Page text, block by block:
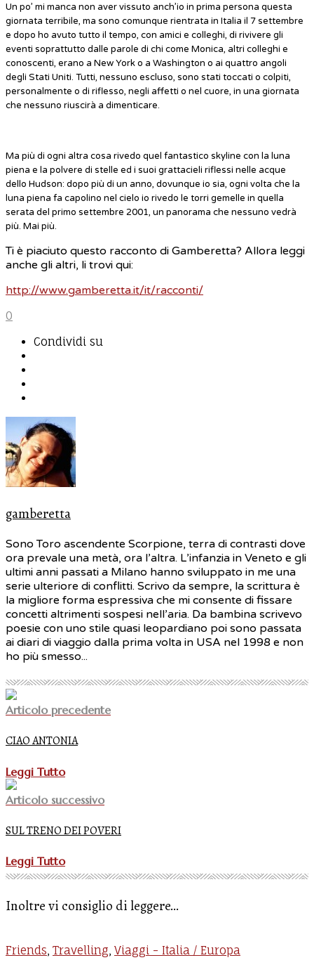
Un po’ mi manca non aver vissuto anch’io in prima persona questa
giornata terribile, ma sono comunque rientrata in Italia il 7 settembre
e dopo ho avuto tutto il tempo, con amici e colleghi, di rivivere gli
eventi soprattutto dalle parole di chi come Monica, altri colleghi e
conoscenti, erano a New York o a Washington o ai quattro angoli
degli Stati Uniti. Tutti, nessuno escluso, sono stati toccati o colpiti,
personalmente o di riflesso, negli affetti o nel cuore, in una giornata
che nessuno riuscirà a dimenticare.
Ma più di ogni altra cosa rivedo quel fantastico skyline con la luna
piena e la polvere di stelle ed i suoi grattacieli riflessi nelle acque
dello Hudson: dopo più di un anno, dovunque io sia, ogni volta che la
luna piena fa capolino nel cielo io rivedo le torri gemelle in quella
serata del primo settembre 2001, un panorama che nessuno vedrà
più. Mai più.
Ti è piaciuto questo racconto di Gamberetta? Allora leggi
anche gli altri, li trovi qui:
http://www.gamberetta.it/it/racconti/
0
Condividi su
gamberetta
Sono Toro ascendente Scorpione, terra di contrasti dove
ora prevale una metà, ora l’altra. L’infanzia in Veneto e gli
ultimi anni passati a Milano hanno sviluppato in me una
serie ulteriore di conflitti. Scrivo da sempre, la scrittura è
la migliore forma espressiva che mi consente di fissare
concetti altrimenti sospesi nell’aria. Da bambina scrivevo
poesie con uno stile quasi leopardiano poi sono passata
ai diari di viaggio dalla prima volta in USA nel 1998 e non
ho più smesso...
Articolo precedente
CIAO ANTONIA
Leggi Tutto
Articolo successivo
SUL TRENO DEI POVERI
Leggi Tutto
Inoltre vi consiglio di leggere...
Friends, Travelling, Viaggi - Italia / Europa